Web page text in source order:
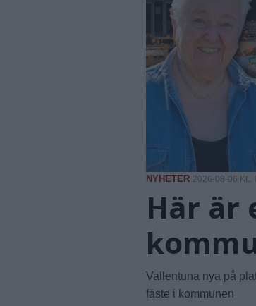
NYHETER 2026-08-06 KL.
Här är
Vallentuna nya på
fäste i kommunen